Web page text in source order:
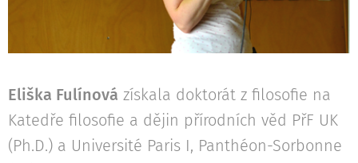
Eliška Fulínová získala doktorát z filosofie na
Katedře filosofie a dějin přírodních věd PřF UK
(Ph.D.) a Université Paris I, Panthéon-Sorbonne